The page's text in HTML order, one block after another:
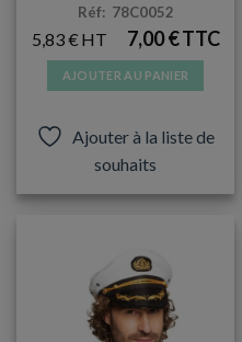
Réf: 78C0052
5,83€ 7,00€
AJOUTER AU PANIER
Ajouter à la liste de
souhaits